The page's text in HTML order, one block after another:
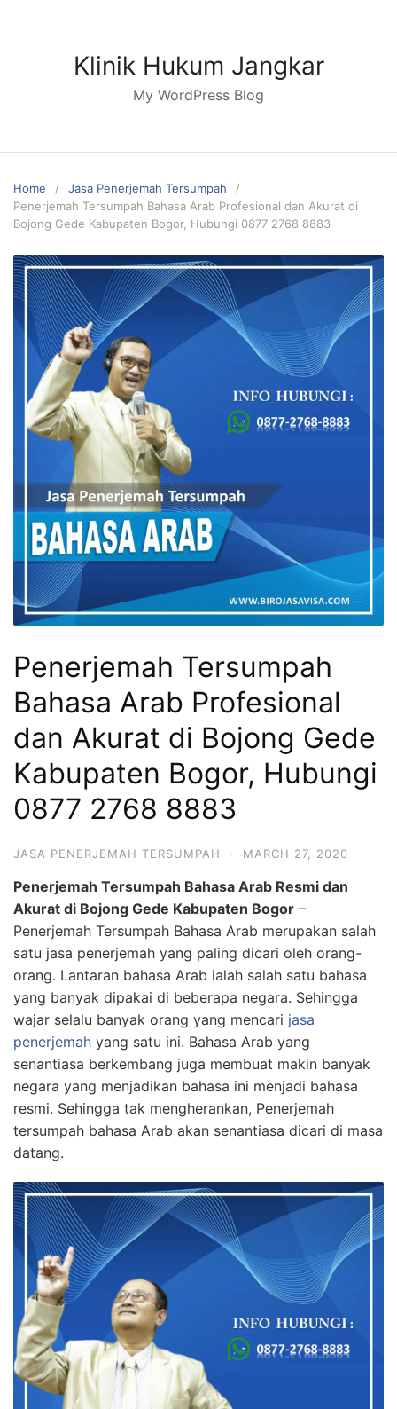
Klinik Hukum Jangkar
My WordPress Blog
Home
Jasa Penerjemah Tersumpah
Penerjemah Tersumpah Bahasa Arab Profesional dan Akurat di
Bojong Gede Kabupaten Bogor, Hubungi 0877 2768 8883
Penerjemah Tersumpah
Bahasa Arab Profesional
dan Akurat di Bojong Gede
Kabupaten Bogor, Hubungi
0877 2768 8883
JASA PENERJEMAH TERSUMPAH · MARCH 27, 2020
Penerjemah Tersumpah Bahasa Arab Resmi dan
Akurat di Bojong Gede Kabupaten Bogor –
Penerjemah Tersumpah Bahasa Arab merupakan salah
satu jasa penerjemah yang paling dicari oleh orang-
orang. Lantaran bahasa Arab ialah salah satu bahasa
yang banyak dipakai di beberapa negara. Sehingga
wajar selalu banyak orang yang mencari jasa
penerjemah yang satu ini. Bahasa Arab yang
senantiasa berkembang juga membuat makin banyak
negara yang menjadikan bahasa ini menjadi bahasa
resmi. Sehingga tak mengherankan, Penerjemah
tersumpah bahasa Arab akan senantiasa dicari di masa
datang.